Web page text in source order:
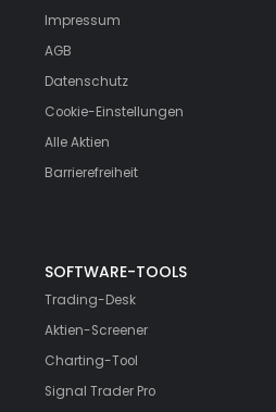
Impressum
AGB
Datenschutz
Cookie-Einstellungen
Alle Aktien
Barrierefreiheit
SOFTWARE-TOOLS
Trading-Desk
Aktien-Screener
Charting-Tool
Signal Trader Pro